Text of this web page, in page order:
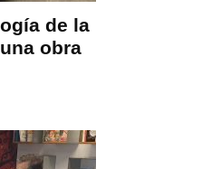
de la
obra